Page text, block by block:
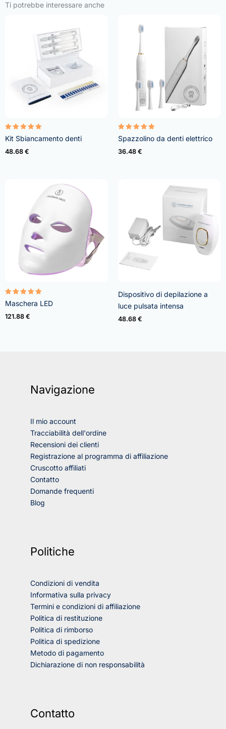
Ti potrebbe interessare anche
Valutato
4.95
su 5
Kit Sbiancamento denti
48.68 €
Valutato
5.00
su 5
Spazzolino da denti elettrico
36.48 €
Valutato
5.00
su 5
Maschera LED
121.88 €
Dispositivo di depilazione a
luce pulsata intensa
48.68 €
Navigazione
Il mio account
Tracciabilità dell'ordine
Recensioni dei clienti
Registrazione al programma di affiliazione
Cruscotto affiliati
Contatto
Domande frequenti
Blog
Politiche
Condizioni di vendita
Informativa sulla privacy
Termini e condizioni di affiliazione
Politica di restituzione
Politica di rimborso
Politica di spedizione
Metodo di pagamento
Dichiarazione di non responsabilità
Contatto